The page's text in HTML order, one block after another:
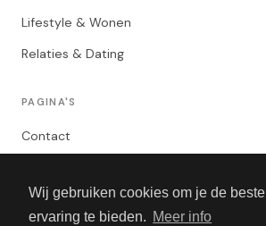
Wij gebruiken cookies om je de beste
ervaring te bieden. Meer info
Lifestyle & Wonen
Relaties & Dating
PAGINA'S
Contact
Algemene Voorwaarden